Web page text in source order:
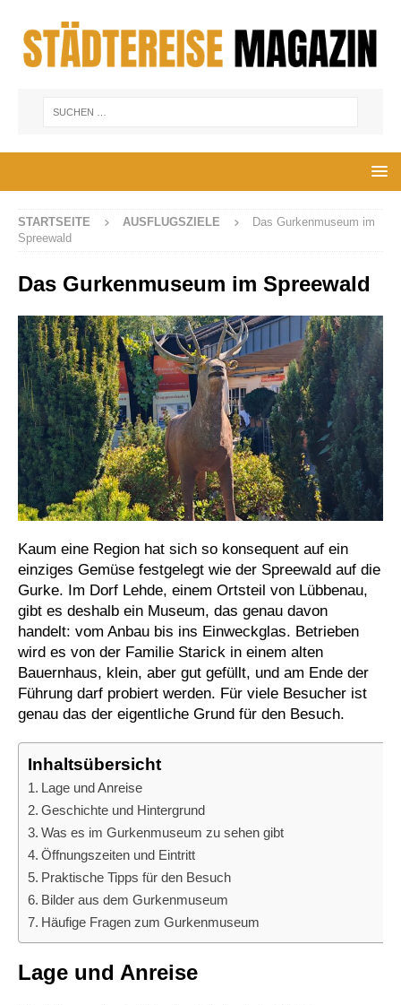
STARTSEITE AUSFLUGSZIELE
Das Gurkenmuseum im
Spreewald
Das Gurkenmuseum im Spreewald
Kaum eine Region hat sich so konsequent auf ein
einziges Gemüse festgelegt wie der Spreewald auf die
Gurke. Im Dorf Lehde, einem Ortsteil von Lübbenau,
gibt es deshalb ein Museum, das genau davon
handelt: vom Anbau bis ins Einweckglas. Betrieben
wird es von der Familie Starick in einem alten
Bauernhaus, klein, aber gut gefüllt, und am Ende der
Führung darf probiert werden. Für viele Besucher ist
genau das der eigentliche Grund für den Besuch.
Inhaltsübersicht
Lage und Anreise
Geschichte und Hintergrund
Was es im Gurkenmuseum zu sehen gibt
Öffnungszeiten und Eintritt
Praktische Tipps für den Besuch
Bilder aus dem Gurkenmuseum
Häufige Fragen zum Gurkenmuseum
Lage und Anreise